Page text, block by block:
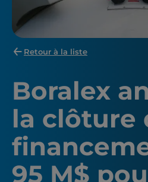
Retour à la liste
Boralex
la clôture
95 M$